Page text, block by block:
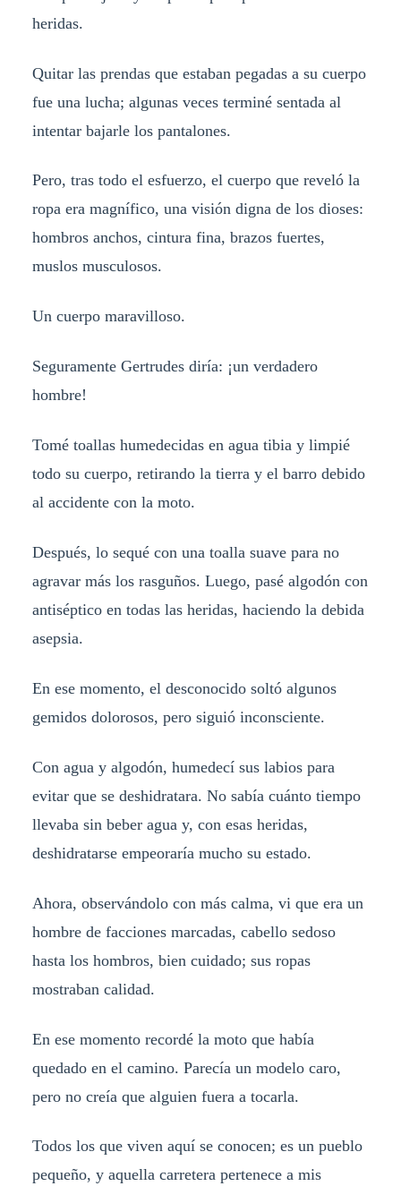
heridas.
Quitar las prendas que estaban pegadas a su cuerpo
fue una lucha; algunas veces terminé sentada al
intentar bajarle los pantalones.
Pero, tras todo el esfuerzo, el cuerpo que reveló la
ropa era magnífico, una visión digna de los dioses:
hombros anchos, cintura fina, brazos fuertes,
muslos musculosos.
Un cuerpo maravilloso.
Seguramente Gertrudes diría: ¡un verdadero
hombre!
Tomé toallas humedecidas en agua tibia y limpié
todo su cuerpo, retirando la tierra y el barro debido
al accidente con la moto.
Después, lo sequé con una toalla suave para no
agravar más los rasguños. Luego, pasé algodón con
antiséptico en todas las heridas, haciendo la debida
asepsia.
En ese momento, el desconocido soltó algunos
gemidos dolorosos, pero siguió inconsciente.
Con agua y algodón, humedecí sus labios para
evitar que se deshidratara. No sabía cuánto tiempo
llevaba sin beber agua y, con esas heridas,
deshidratarse empeoraría mucho su estado.
Ahora, observándolo con más calma, vi que era un
hombre de facciones marcadas, cabello sedoso
hasta los hombros, bien cuidado; sus ropas
mostraban calidad.
En ese momento recordé la moto que había
quedado en el camino. Parecía un modelo caro,
pero no creía que alguien fuera a tocarla.
Todos los que viven aquí se conocen; es un pueblo
pequeño, y aquella carretera pertenece a mis